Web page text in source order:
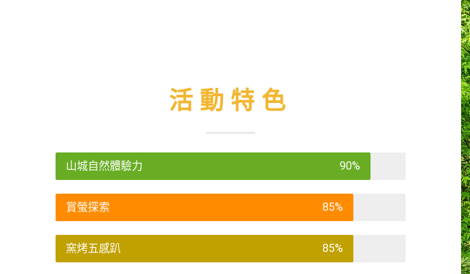
活動特色
山城自然體驗力 90%
賞螢探索 85%
窯烤五感趴 85%